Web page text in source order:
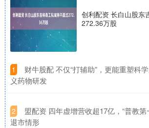
创利配资 长白山股东
272.36万股
1
财牛股配 不仅“打辅助”，更能重塑科
义药物研发
2
盟配资 四年虚增营收超17亿，“普教
退市情形